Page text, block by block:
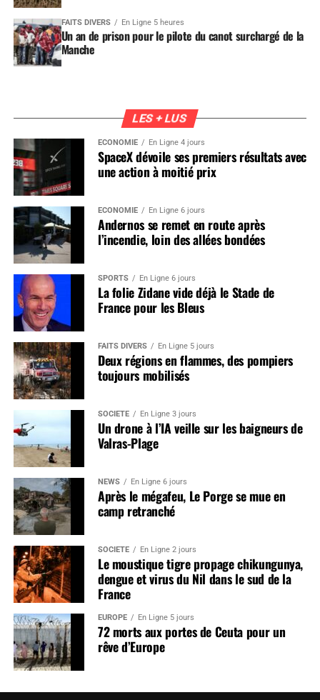
FAITS DIVERS En Ligne 5 heures
Un an de prison pour le pilote du canot surchargé de la
Manche
LES + LUS
ÉCONOMIE En Ligne 4 jours
SpaceX dévoile ses premiers résultats avec
une action à moitié prix
ÉCONOMIE En Ligne 6 jours
Andernos se remet en route après
l’incendie, loin des allées bondées
SPORTS En Ligne 6 jours
La folie Zidane vide déjà le Stade de
France pour les Bleus
FAITS DIVERS En Ligne 5 jours
Deux régions en flammes, des pompiers
toujours mobilisés
SOCIÉTÉ En Ligne 3 jours
Un drone à l’IA veille sur les baigneurs de
Valras-Plage
NEWS En Ligne 6 jours
Après le mégafeu, Le Porge se mue en
camp retranché
SOCIÉTÉ En Ligne 2 jours
Le moustique tigre propage chikungunya,
dengue et virus du Nil dans le sud de la
France
EUROPE En Ligne 5 jours
72 morts aux portes de Ceuta pour un
rêve d’Europe